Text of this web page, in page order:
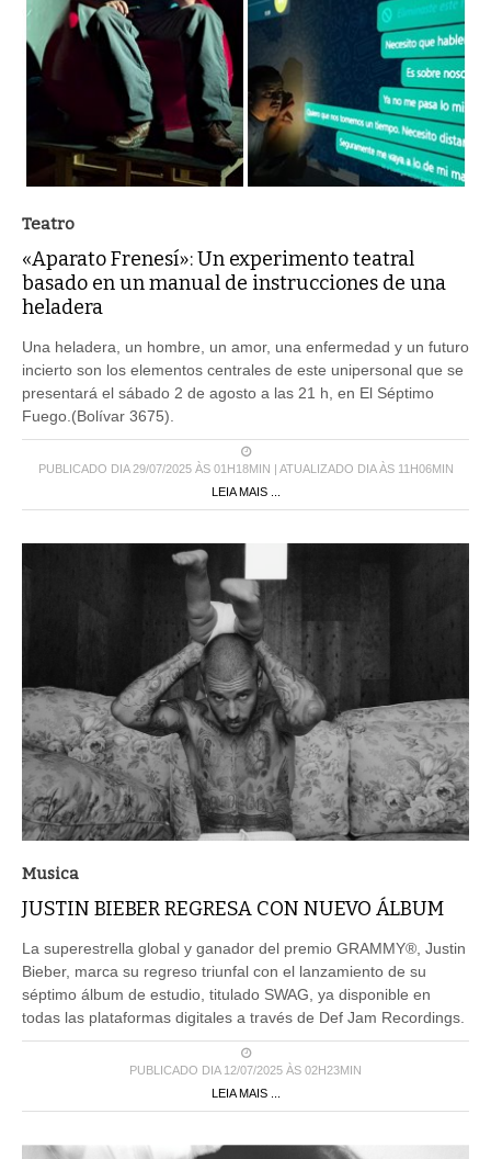
Teatro
«Aparato Frenesí»: Un experimento teatral
basado en un manual de instrucciones de una
heladera
Una heladera, un hombre, un amor, una enfermedad y un futuro
incierto son los elementos centrales de este unipersonal que se
presentará el sábado 2 de agosto a las 21 h, en El Séptimo
Fuego.(Bolívar 3675).
PUBLICADO DIA 29/07/2025 ÀS 01H18MIN | ATUALIZADO DIA ÀS 11H06MIN
LEIA MAIS ...
Musica
JUSTIN BIEBER REGRESA CON NUEVO ÁLBUM
La superestrella global y ganador del premio GRAMMY®, Justin
Bieber, marca su regreso triunfal con el lanzamiento de su
séptimo álbum de estudio, titulado SWAG, ya disponible en
todas las plataformas digitales a través de Def Jam Recordings.
PUBLICADO DIA 12/07/2025 ÀS 02H23MIN
LEIA MAIS ...